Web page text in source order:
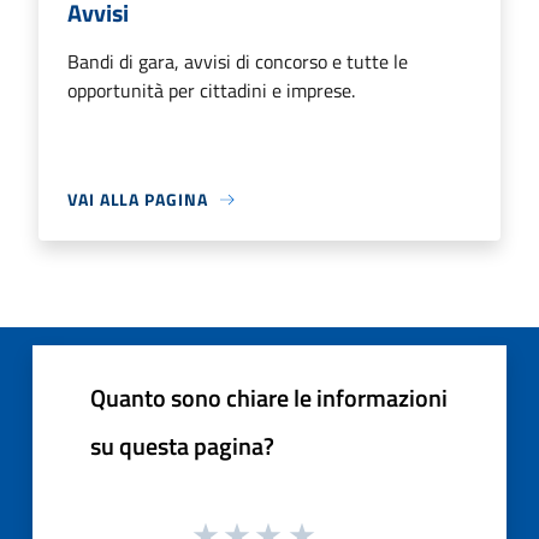
Avvisi
Bandi di gara, avvisi di concorso e tutte le
opportunità per cittadini e imprese.
VAI ALLA PAGINA
Quanto sono chiare le informazioni
su questa pagina?